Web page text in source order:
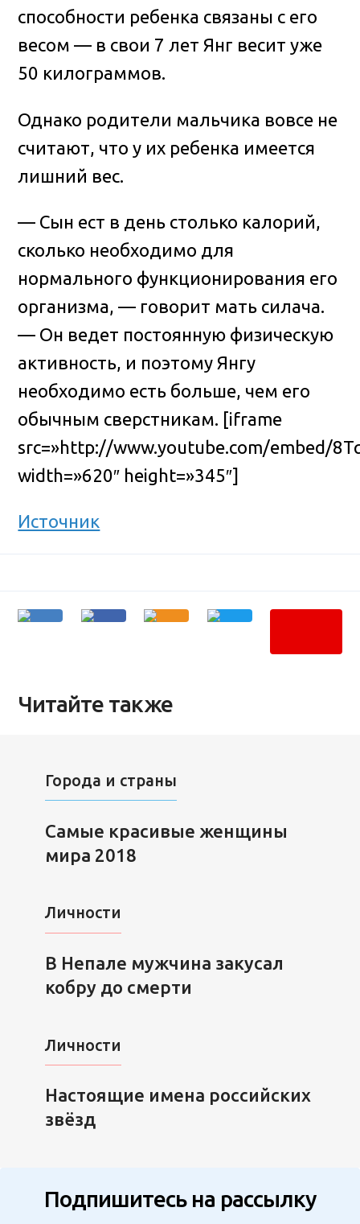
способности ребенка связаны с его
весом — в свои 7 лет Янг весит уже
50 килограммов.
Однако родители мальчика вовсе не
считают, что у их ребенка имеется
лишний вес.
— Сын ест в день столько калорий,
сколько необходимо для
нормального функционирования его
организма, — говорит мать силача.
— Он ведет постоянную физическую
активность, и поэтому Янгу
необходимо есть больше, чем его
обычным сверстникам. [iframe
src=»http://www.youtube.com/embed/
width=»620″ height=»345″]
Источник
Читайте также
Города и страны
Самые красивые женщины
мира 2018
Личности
В Непале мужчина закусал
кобру до смерти
Личности
Настоящие имена российских
звёзд
Подпишитесь на рассылку